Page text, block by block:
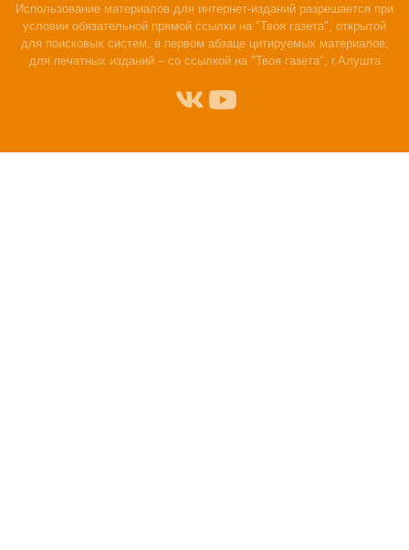
Использование материалов для интернет-изданий разрешается при
условии обязательной прямой ссылки на "Твоя газета", открытой
для поисковых систем, в первом абзаце цитируемых материалов;
для печатных изданий – со ссылкой на "Твоя газета", г.Алушта